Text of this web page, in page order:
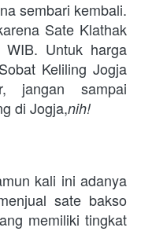
sembari kembali.
Sate Klathak
Untuk harga
Keliling Jogja
jangan sampai
di Jogja,nih!
kali ini adanya
sate bakso
memiliki tingkat